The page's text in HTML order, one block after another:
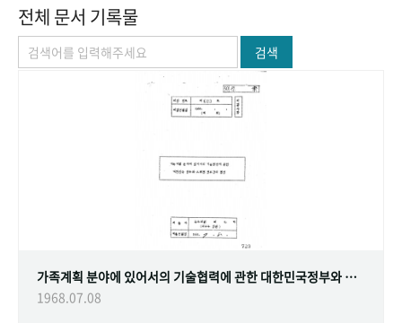
전체 문서 기록물
검색
가족계획 분야에 있어서의 기술협력에 관한 대한민국정부와 스웨덴 정부간의 협정
1968.07.08